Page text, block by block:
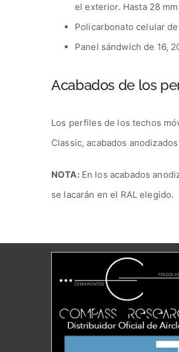
el exterior. Hasta 28
Policarbonato celular
Panel sándwich de 16,
Acabados de los
Los perfiles de los techos
Classic, acabados
NOTA:En los acabados
se lacarán en el RAL elegido.